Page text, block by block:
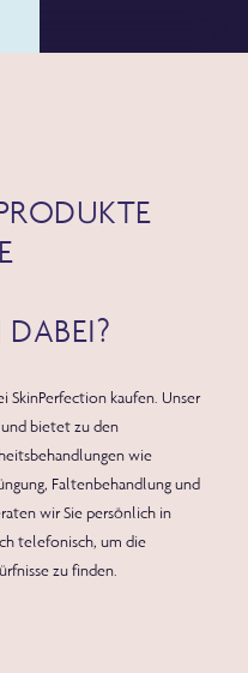
DABEI?
SkinPerfection kaufen. Unser
bietet zu den
wie
Faltenbehandlung und
wir Sie persönlich in
telefonisch, um die
zu finden.